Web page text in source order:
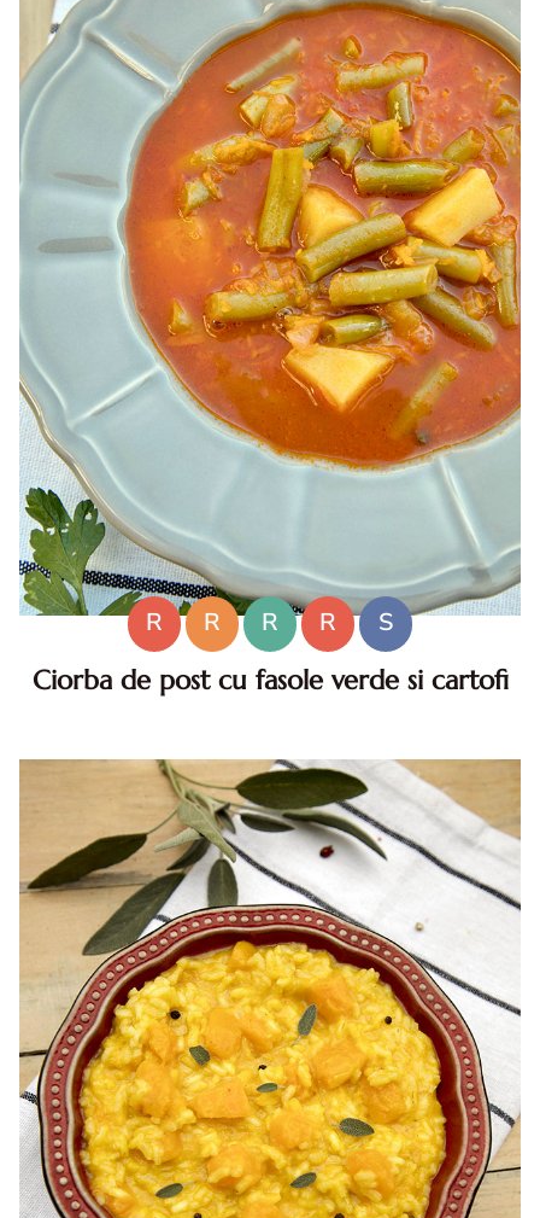
R R R R
S
Ciorba de post cu fasole verde si cartofi
fasole verde, ciorba de post reteta. fasole